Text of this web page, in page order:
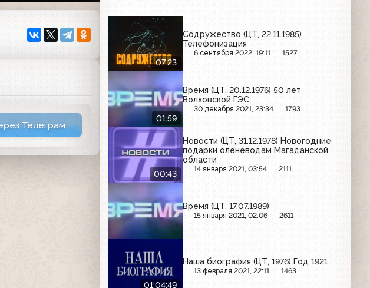
Телеграм
07:23
Содружество (ЦТ, 22.11.1985)
Телефонизация
6 сентября 2022, 19:11 1527
01:59
Время (ЦТ, 20.12.1976) 50 лет
Волховской ГЭС
30 декабря 2021, 23:34 1793
00:43
Новости (ЦТ, 31.12.1978) Новогодние
подарки оленеводам Магаданской
области
14 января 2021, 03:54 2111
Время (ЦТ, 17.07.1989)
15 января 2021, 02:06 2611
01:04:49
Наша биография (ЦТ, 1976) Год 1921
13 февраля 2021, 22:11 1463